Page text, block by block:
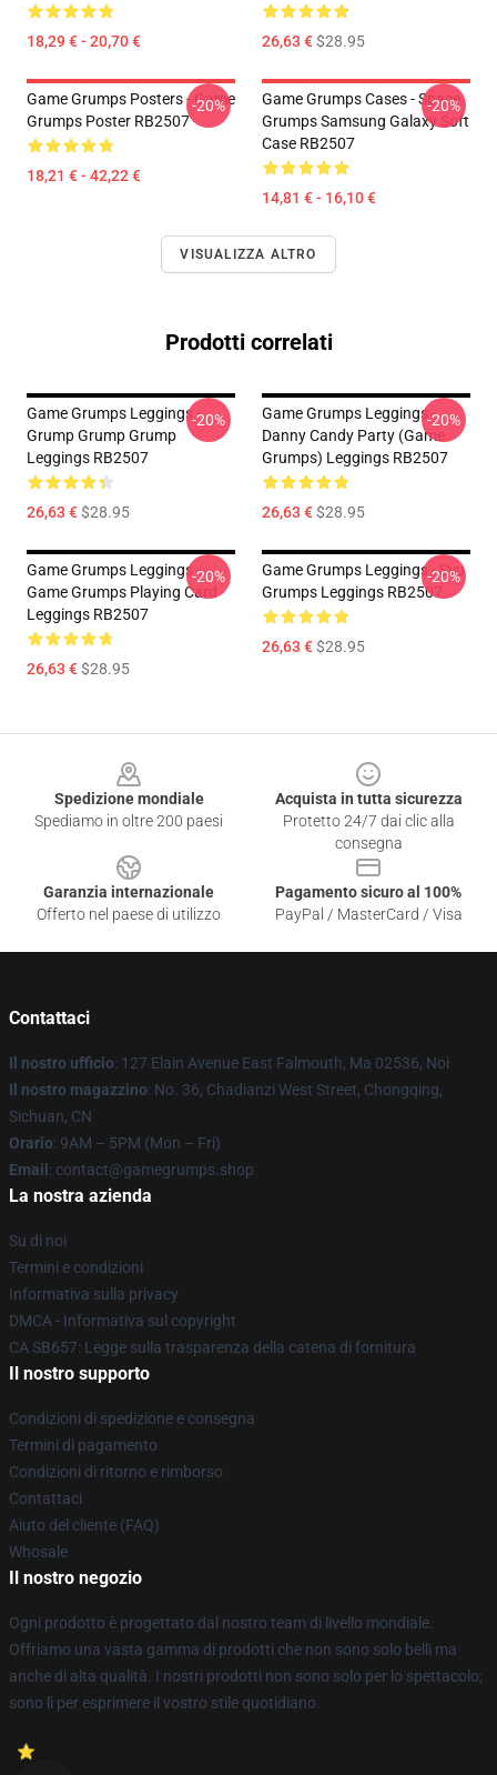
18,29 € - 20,70 € 26,63 €$28.95
Game Grumps Posters - Game
Grumps Poster RB2507
18,21 € - 42,22 €
-20%
Game Grumps Cases - Space
Grumps Samsung Galaxy Soft
Case RB2507
14,81 € - 16,10 €
-20%
VISUALIZZA ALTRO
Prodotti correlati
Game Grumps Leggings -
Grump Grump Grump
Leggings RB2507
26,63 €$28.95
-20%
Game Grumps Leggings -
Danny Candy Party (Game
Grumps) Leggings RB2507
26,63 €$28.95
-20%
Game Grumps Leggings -
Game Grumps Playing Card
Leggings RB2507
26,63 €$28.95
-20%
Game Grumps Leggings - Svu
Grumps Leggings RB2507
26,63 €$28.95
-20%
Spedizione mondiale
Spediamo in oltre 200 paesi
Acquista in tutta sicurezza
Protetto 24/7 dai clic alla
consegna
Garanzia internazionale
Offerto nel paese di utilizzo
Pagamento sicuro al 100%
PayPal / MasterCard / Visa
Contattaci
Il nostro ufficio: 127 Elain Avenue East Falmouth, Ma 02536, Noi
Il nostro magazzino: No. 36, Chadianzi West Street, Chongqing,
Sichuan, CN
Orario: 9AM – 5PM (Mon – Fri)
Email : contact@gamegrumps.shop
La nostra azienda
Su di noi
Termini e condizioni
Informativa sulla privacy
DMCA - Informativa sul copyright
CA SB657: Legge sulla trasparenza della catena di fornitura
Il nostro supporto
Condizioni di spedizione e consegna
Termini di pagamento
Condizioni di ritorno e rimborso
Contattaci
Aiuto del cliente (FAQ)
Whosale
Il nostro negozio
Ogni prodotto è progettato dal nostro team di livello mondiale.
Offriamo una vasta gamma di prodotti che non sono solo belli ma
anche di alta qualità. I nostri prodotti non sono solo per lo spettacolo;
sono lì per esprimere il vostro stile quotidiano.